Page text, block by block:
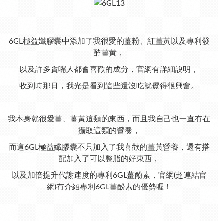
6GL極益孅膠囊中添加了我很愛的薑粉、紅薑黃以及專利發
酵薑黃，
以及許多貪嘴人都會喜歡的成分， 官網有詳細說明，
收到時那日，我光是看到這些還沒吃就覺得很興奮。
我本身就很愛薑、薑黃這類的東西，而且我自己也一直有在
攝取這類的營養，
而這6GL極益孅膠囊不只加入了我喜歡的薑黃營養，還有搭
配加入了可以整脂的好東西，
以及加倍提升代謝速度的專利6GL薑酚素，官網(超連結官
網)有介紹專利6GL薑酚素的優勢喔！